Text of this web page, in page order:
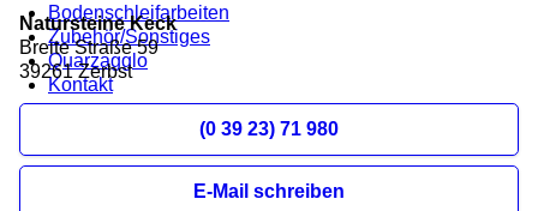
Bodenschleifarbeiten
Zubehör/Sonstiges
Quarzagglo
Kontakt
Natursteine Keck
Breite Straße 59
39261 Zerbst
(0 39 23) 71 980
E-Mail schreiben